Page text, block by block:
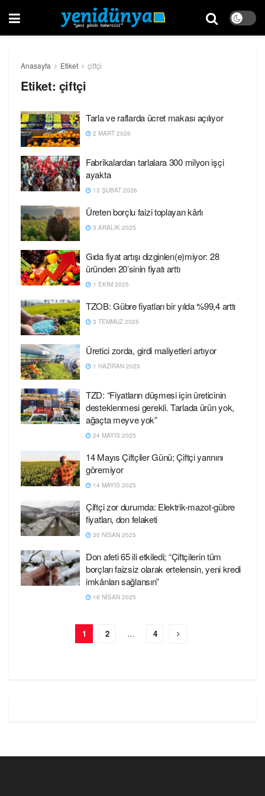
Anasayfa Etiket çiftçi
Etiket: çiftçi
Tarla ve raflarda ücret makası açılıyor
2 MART 2026
Fabrikalardan tarlalara 300 milyon işçi
ayakta
13 ŞUBAT 2026
Üreten borçlu faizi toplayan kârlı
3 ARALIK 2025
Gıda fiyat artışı dizginlen(e)miyor: 28
üründen 20’sinin fiyatı arttı
1 EKIM 2025
TZOB: Gübre fiyatları bir yılda %99,4 arttı
3 TEMMUZ 2025
Üretici zorda, girdi maliyetleri artıyor
1 HAZIRAN 2025
TZD: “Fiyatların düşmesi için üreticinin
desteklenmesi gerekli. Tarlada ürün yok,
ağaçta meyve yok”
24 MAYIS 2025
14 Mayıs Çiftçiler Günü; Çiftçi yarınını
göremiyor
14 MAYIS 2025
Çiftçi zor durumda: Elektrik-mazot-gübre
fiyatları, don felaketi
30 NISAN 2025
Don afeti 65 ili etkiledi; “Çiftçilerin tüm
borçları faizsiz olarak ertelensin, yeni kredi
imkânları sağlansın”
16 NISAN 2025
1 2 … 4